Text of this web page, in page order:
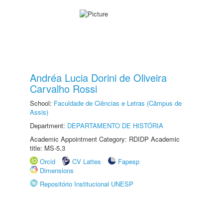
Andréa Lucia Dorini de Oliveira
Carvalho Rossi
School: Faculdade de Ciências e Letras (Câmpus de
Assis)
Department: DEPARTAMENTO DE HISTÓRIA
Academic Appointment Category: RDIDP Academic
title: MS-5.3
Orcid
CV Lattes
Fapesp
Dimensions
Repositório Institucional UNESP